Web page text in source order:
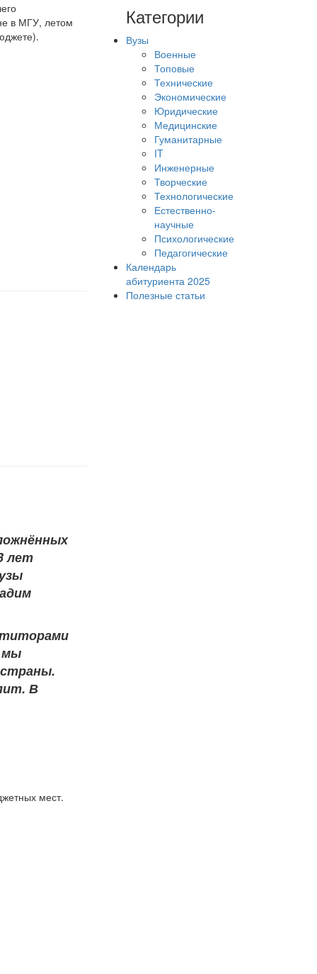
в МГУ, летом
лет
мы
В
мест.
Категории
Вузы
Военные
Топовые
Технические
Экономические
Юридические
Медицинские
Гуманитарные
IT
Инженерные
Творческие
Технологические
Естественно-
научные
Психологические
Педагогические
Календарь
абитуриента 2025
Полезные статьи